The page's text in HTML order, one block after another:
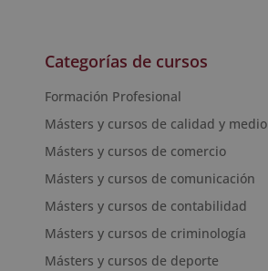
Categorías de cursos
Formación Profesional
Másters y cursos de calidad y
Másters y cursos de comercio
Másters y cursos de comunicación
Másters y cursos de contabilidad
Másters y cursos de criminología
Másters y cursos de deporte